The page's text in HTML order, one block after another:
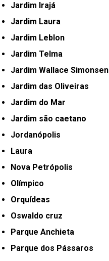
Jardim Irajá
Jardim Laura
Jardim Leblon
Jardim Telma
Jardim Wallace Simonsen
Jardim das Oliveiras
Jardim do Mar
Jardim são caetano
Jordanópolis
Laura
Nova Petrópolis
Olímpico
Orquídeas
Oswaldo cruz
Parque Anchieta
Parque dos Pássaros